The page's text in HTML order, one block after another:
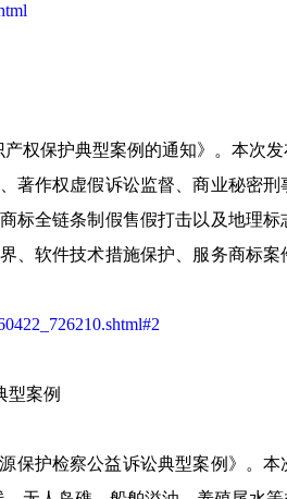
权保护典型案例的通知》。本次
著作权虚假诉讼监督、商业秘密
标全链条制假售假打击以及地理
、软件技术措施保护、服务商标
型案例
保护检察公益诉讼典型案例》。